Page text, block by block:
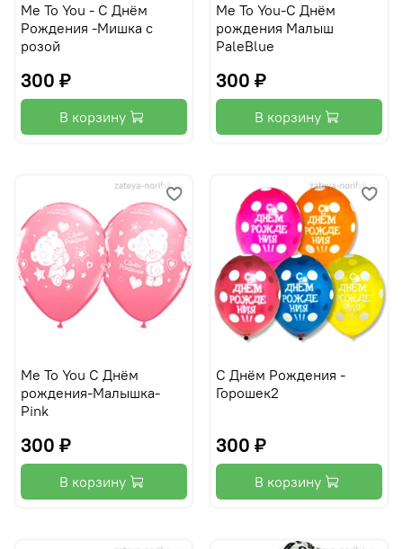
Me To You - С Днём
Рождения -Мишка с
розой
300 ₽
В корзину
Me To You-С Днём
рождения Малыш
PaleBlue
300 ₽
В корзину
Me To You С Днём
рождения-Малышка-
Pink
300 ₽
В корзину
С Днём Рождения -
Горошек2
300 ₽
В корзину